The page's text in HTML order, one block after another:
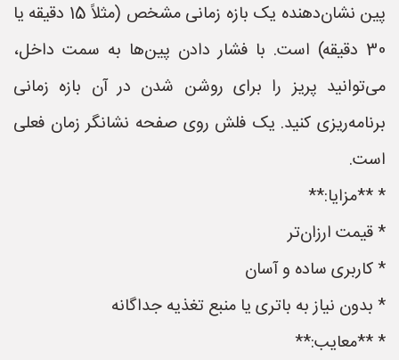
پین نشان‌دهنده یک بازه زمانی مشخص (مثلاً 15 دقیقه یا
30 دقیقه) است. با فشار دادن پین‌ها به سمت داخل،
می‌توانید پریز را برای روشن شدن در آن بازه زمانی
برنامه‌ریزی کنید. یک فلش روی صفحه نشانگر زمان فعلی
است.
* **مزایا:**
* قیمت ارزان‌تر
* کاربری ساده و آسان
* بدون نیاز به باتری یا منبع تغذیه جداگانه
* **معایب:**